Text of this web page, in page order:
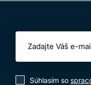
Súhlasím so